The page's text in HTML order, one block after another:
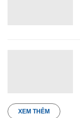
XEM THÊM